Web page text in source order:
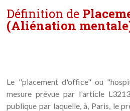
Définition de
(Aliénation
Le "placement d'office" ou
mesure prévue par l'article
publique par laquelle, à, Paris, le